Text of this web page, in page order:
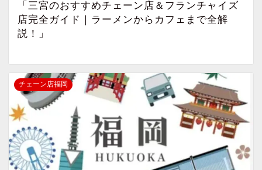
「三宮のおすすめチェーン店＆フランチャイズ
店完全ガイド｜ラーメンからカフェまで全解
説！」
チェーン店福岡